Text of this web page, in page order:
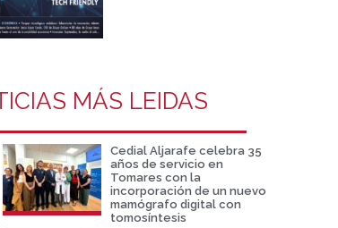
MÁS LEIDAS
Cedial Aljarafe celebra 35
años de servicio en
Tomares con la
incorporación de un nuevo
mamógrafo digital con
tomosíntesis